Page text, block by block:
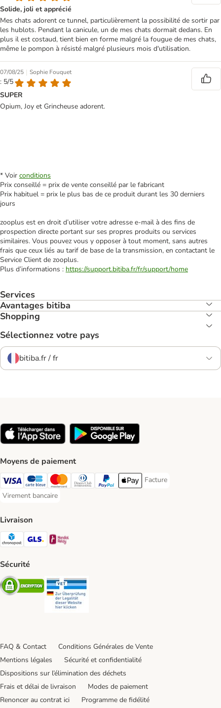
Solide, joli et apprécié
Mes chats adorent ce tunnel, particulièrement la possibilité de sortir par
les hublots. Pendant la canicule, un de mes chats dormait dedans. En
plus il est costaud, tient bien en forme malgré la fougue de mes chats,
même le pompon à résisté malgré plusieurs mois d'utilisation.
07/08/25 | Sophie Fouquet
: 5/5
SUPER
Opium, Joy et Grincheuse adorent.
* Voir conditions
Prix conseillé = prix de vente conseillé par le fabricant
Prix habituel = prix le plus bas de ce produit durant les 30 derniers
jours
zooplus est en droit d’utiliser votre adresse e‑mail à des fins de
prospection directe portant sur ses propres produits ou services
similaires. Vous pouvez vous y opposer à tout moment, sans autres
frais que ceux liés au tarif de base de la transmission, en contactant le
Service Client de zooplus.
Plus d’informations : https://support.bitiba.fr/fr/support/home
Services
Avantages bitiba
Shopping
Sélectionnez votre pays
bitiba.fr / fr
Moyens de paiement
Visa Payment Method
carte bleue Payment Method
Master Card Payment Method
Diners Club Payment Method
Paypal Payment Method
Apple Pay Payment Method
Facture
Facture Payment Method
Virement bancaire
Virement bancaire Payment Method
Livraison
Chronopost Shipping Method
GLS Shipping Method
Sécurité
Security
FAQ & Contact
Conditions Générales de Vente
Mentions légales
Sécurité et confidentialité
Dispositions sur l’élimination des déchets
Frais et délai de livraison
Modes de paiement
Renoncer au contrat ici
Programme de fidélité